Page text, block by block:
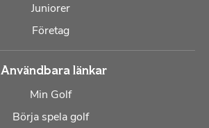
Juniorer
Företag
Användbara länkar
Min Golf
Börja spela golf